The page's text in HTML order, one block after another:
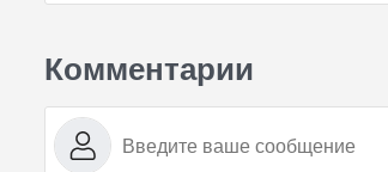
Комментарии